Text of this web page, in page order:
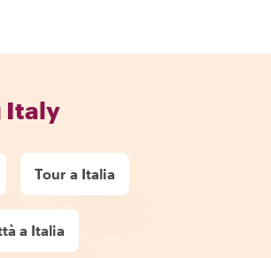
Italy
Tour a Italia
a Italia